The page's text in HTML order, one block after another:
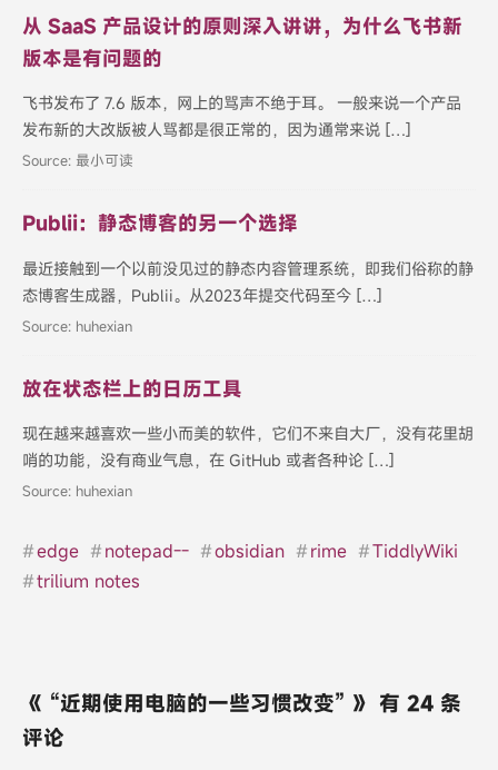
从 SaaS 产品设计的原则深入讲讲，为什么飞书新
版本是有问题的
飞书发布了 7.6 版本，网上的骂声不绝于耳。 一般来说一个产品
发布新的大改版被人骂都是很正常的，因为通常来说 […]
Source: 最小可读
Publii：静态博客的另一个选择
最近接触到一个以前没见过的静态内容管理系统，即我们俗称的静
态博客生成器，Publii。从2023年提交代码至今 […]
Source: huhexian
放在状态栏上的日历工具
现在越来越喜欢一些小而美的软件，它们不来自大厂，没有花里胡
哨的功能，没有商业气息，在 GitHub 或者各种论 […]
Source: huhexian
#edge #notepad-- #obsidian #rime #TiddlyWiki
#trilium notes
《 “近期使用电脑的一些习惯改变” 》 有 24 条
评论